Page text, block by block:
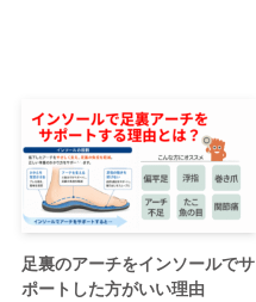
足裏のアーチをインソールでサ
ポートした方がいい理由